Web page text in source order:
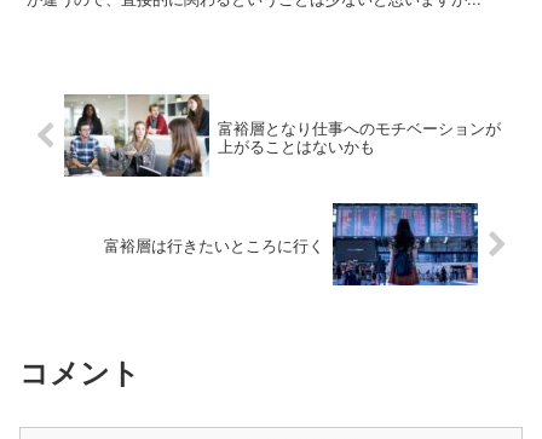
富裕層となり仕事へのモチベーションが
上がることはないかも
富裕層は行きたいところに行く
コメント